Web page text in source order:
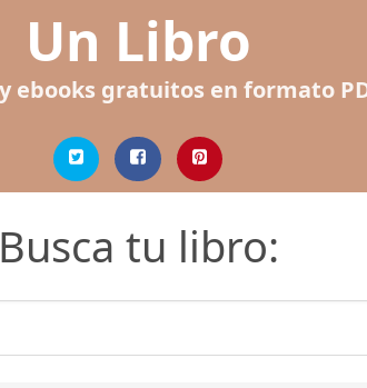
Un Libro
ebooks gratuitos en formato
Busca tu libro: